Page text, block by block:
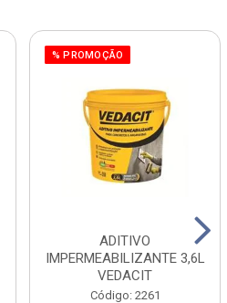
% PROMOÇÃO
ADITIVO
IMPERMEABILIZANTE 3,6L
VEDACIT
Código: 2261